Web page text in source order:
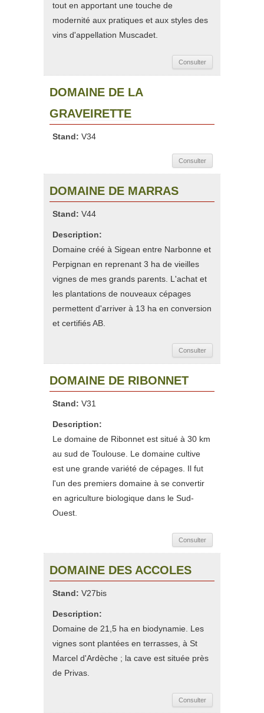
tout en apportant une touche de
modernité aux pratiques et aux styles des
vins d'appellation Muscadet.
Consulter
DOMAINE DE LA
GRAVEIRETTE
Stand: V34
Consulter
DOMAINE DE MARRAS
Stand: V44
Description:
Domaine créé à Sigean entre Narbonne et
Perpignan en reprenant 3 ha de vieilles
vignes de mes grands parents. L'achat et
les plantations de nouveaux cépages
permettent d'arriver à 13 ha en conversion
et certifiés AB.
Consulter
DOMAINE DE RIBONNET
Stand: V31
Description:
Le domaine de Ribonnet est situé à 30 km
au sud de Toulouse. Le domaine cultive
est une grande variété de cépages. Il fut
l'un des premiers domaine à se convertir
en agriculture biologique dans le Sud-
Ouest.
Consulter
DOMAINE DES ACCOLES
Stand: V27bis
Description:
Domaine de 21,5 ha en biodynamie. Les
vignes sont plantées en terrasses, à St
Marcel d'Ardèche ; la cave est située près
de Privas.
Consulter